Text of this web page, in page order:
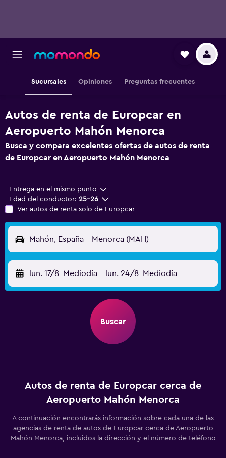
Sucursales Opiniones Preguntas frecuentes
Autos de renta de Europcar en
Aeropuerto Mahón Menorca
Busca y compara excelentes ofertas de autos de renta
de Europcar en Aeropuerto Mahón Menorca
Entrega en el mismo punto
Edad del conductor: 25-26
Ver autos de renta solo de Europcar
Mahón, España - Menorca (MAH)
lun. 17/8 Mediodía - lun. 24/8 Mediodía
Buscar
Autos de renta de Europcar cerca de
Aeropuerto Mahón Menorca
A continuación encontrarás información sobre cada una de las
agencias de renta de autos de Europcar cerca de Aeropuerto
Mahón Menorca, incluidos la dirección y el número de teléfono